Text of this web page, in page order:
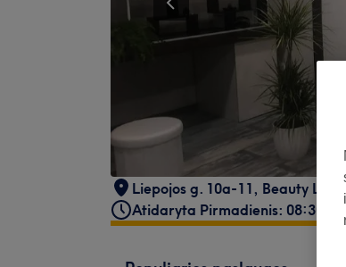
Liepojos g. 10a-11, Beauty
Atidaryta Pirmadienis: 08:30 -